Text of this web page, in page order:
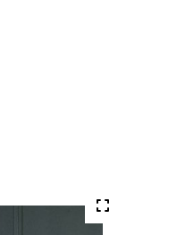
Volledige